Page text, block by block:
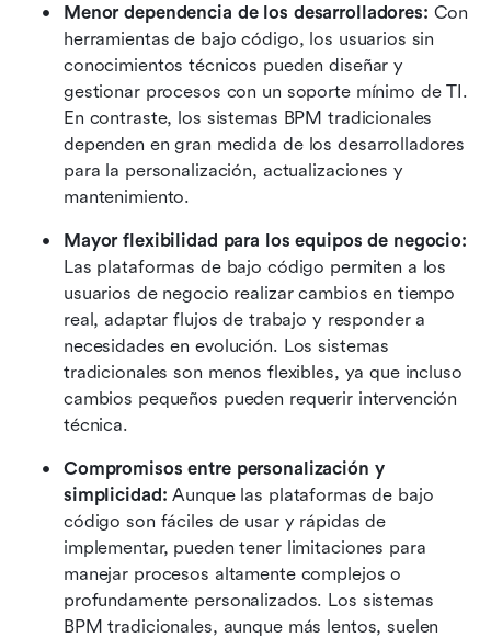
Menor dependencia de los desarrolladores: Con
herramientas de bajo código, los usuarios sin
conocimientos técnicos pueden diseñar y
gestionar procesos con un soporte mínimo de TI.
En contraste, los sistemas BPM tradicionales
dependen en gran medida de los desarrolladores
para la personalización, actualizaciones y
mantenimiento.
Las plataformas de bajo código permiten a los
usuarios de negocio realizar cambios en tiempo
real, adaptar flujos de trabajo y responder a
necesidades en evolución. Los sistemas
tradicionales son menos flexibles, ya que incluso
cambios pequeños pueden requerir intervención
técnica.
Compromisos entre personalización y
simplicidad: Aunque las plataformas de bajo
código son fáciles de usar y rápidas de
implementar, pueden tener limitaciones para
manejar procesos altamente complejos o
profundamente personalizados. Los sistemas
BPM tradicionales, aunque más lentos, suelen